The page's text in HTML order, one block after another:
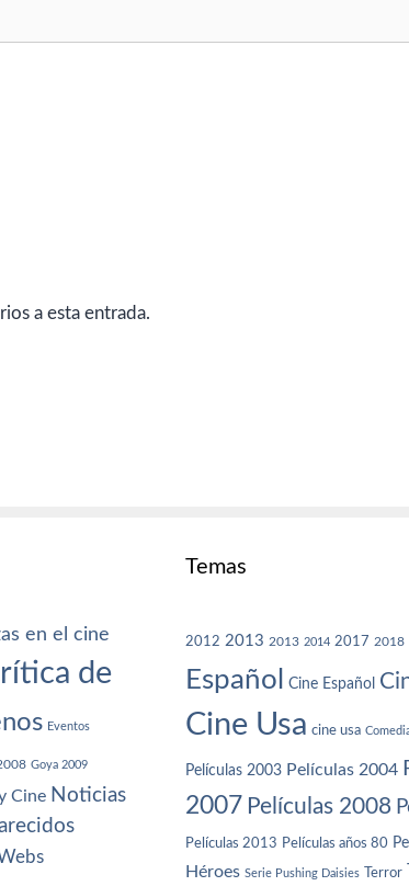
a esta entrada.
en el cine
de
Eventos
Goya 2009
Cine Noticias
Temas
2012 2013 2013 2014 2017 2018
Español Cine Español
Cine Usa cine usa
Películas 2003 Películas 2004
2007 Películas 2008
Películas 2013 Películas años 80
Héroes Serie Pushing Daisies Terror